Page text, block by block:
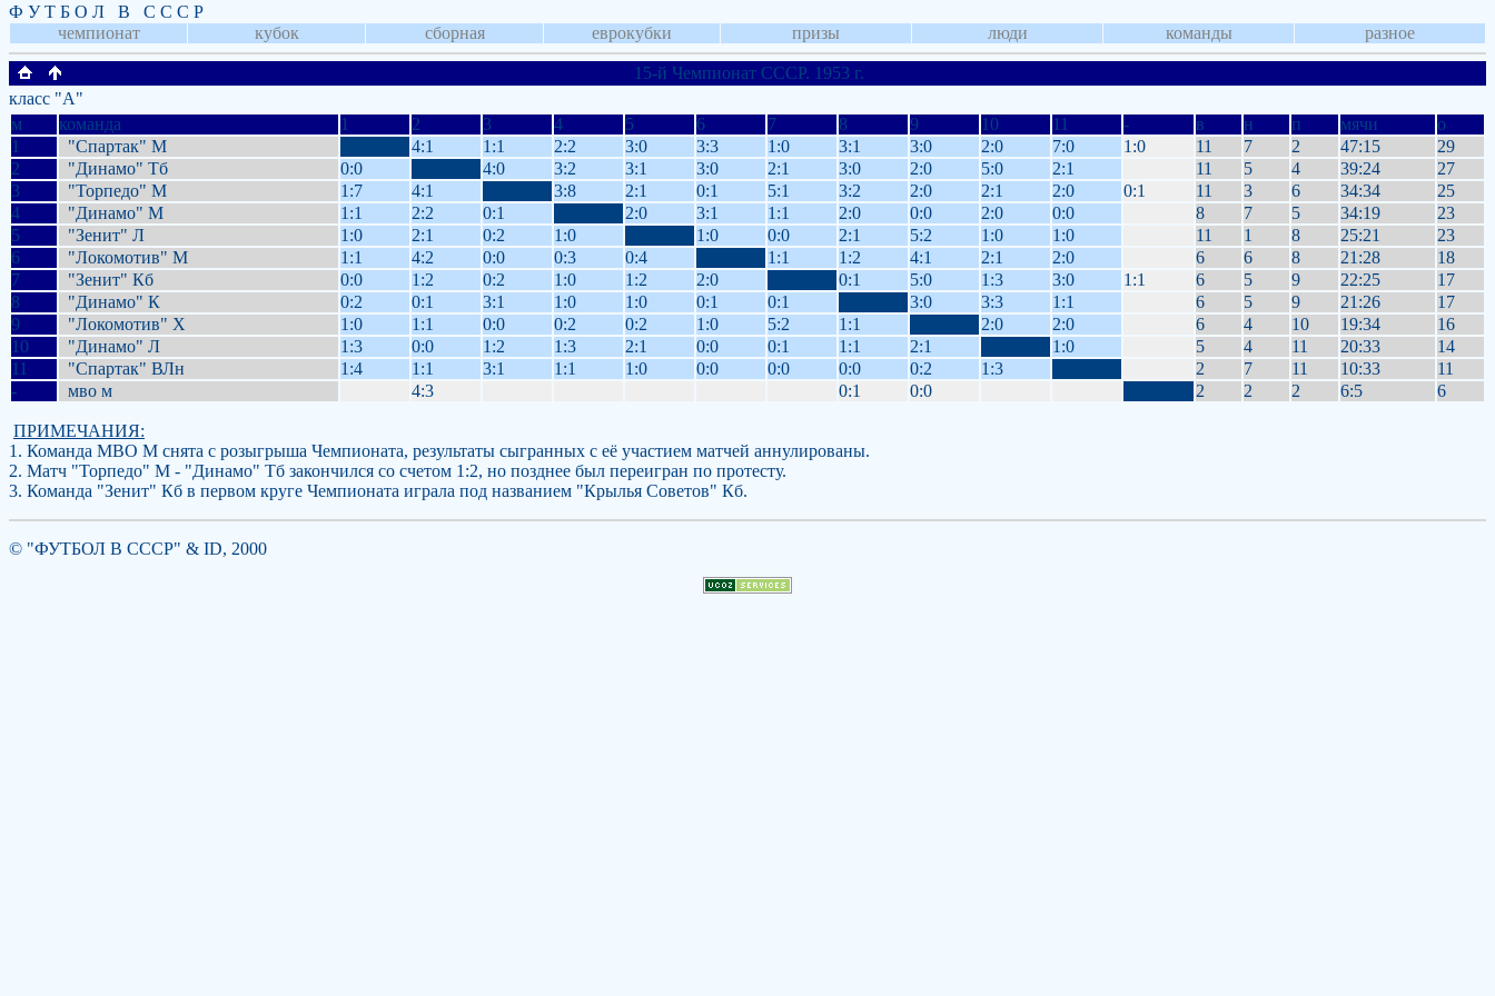
Ф У Т Б О Л В С С С Р
чемпионат
кубок сборная еврокубки призы люди команды разное
15-й Чемпионат СССР. 1953 г.
класс "А"
м
команда 1 2 3 4 5 6 7 8 9 10 11 - в н п мячи
о
1
"Спартак" М 4:1 1:1 2:2 3:0 3:3 1:0 3:1 3:0 2:0 7:0 1:0 11 7 2 47:15
29
2
"Динамо" Тб 0:0 4:0 3:2 3:1 3:0 2:1 3:0 2:0 5:0 2:1 11 5 4 39:24
27
3
"Торпедо" М 1:7 4:1 3:8 2:1 0:1 5:1 3:2 2:0 2:1 2:0 0:1 11 3 6 34:34
25
4
"Динамо" М 1:1 2:2 0:1 2:0 3:1 1:1 2:0 0:0 2:0 0:0 8 7 5 34:19
23
5
"Зенит" Л 1:0 2:1 0:2 1:0 1:0 0:0 2:1 5:2 1:0 1:0 11 1 8 25:21
23
6
"Локомотив" М 1:1 4:2 0:0 0:3 0:4 1:1 1:2 4:1 2:1 2:0 6 6 8 21:28
18
7
"Зенит" Кб 0:0 1:2 0:2 1:0 1:2 2:0 0:1 5:0 1:3 3:0 1:1 6 5 9 22:25
17
8
"Динамо" К 0:2 0:1 3:1 1:0 1:0 0:1 0:1 3:0 3:3 1:1 6 5 9 21:26
17
9
"Локомотив" Х 1:0 1:1 0:0 0:2 0:2 1:0 5:2 1:1 2:0 2:0 6 4 10 19:34
16
10
"Динамо" Л 1:3 0:0 1:2 1:3 2:1 0:0 0:1 1:1 2:1 1:0 5 4 11 20:33
14
11
"Спартак" ВЛн 1:4 1:1 3:1 1:1 1:0 0:0 0:0 0:0 0:2 1:3 2 7 11 10:33
11
-
мво м 4:3 0:1 0:0 2 2 2 6:5 6
ПРИМЕЧАНИЯ:
1. Команда МВО М снята с розыгрыша Чемпионата, результаты сыгранных с её участием матчей аннулированы.
2. Матч "Торпедо" М - "Динамо" Тб закончился со счетом 1:2, но позднее был переигран по протесту.
3. Команда "Зенит" Кб в первом круге Чемпионата играла под названием "Крылья Советов" Кб.
© "ФУТБОЛ В СССР" & ID, 2000